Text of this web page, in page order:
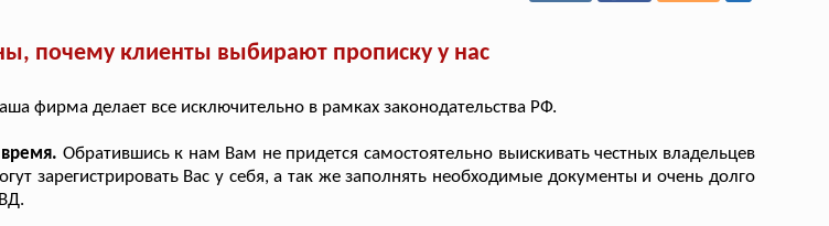
почему клиенты выбирают прописку у нас
фирма делает все исключительно в рамках законодательства РФ.
Обратившись к нам Вам не придется самостоятельно выискивать честных владельцев
зарегистрировать Вас у себя, а так же заполнять необходимые документы и очень долго